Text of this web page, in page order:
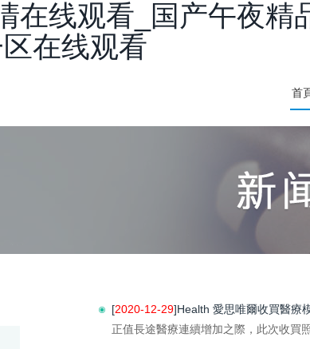
在线观看_国产午夜
区在线观看
首
[2020-12-29]Health 愛思唯爾收買醫療
正值長途醫療連續增加之際，此次收買